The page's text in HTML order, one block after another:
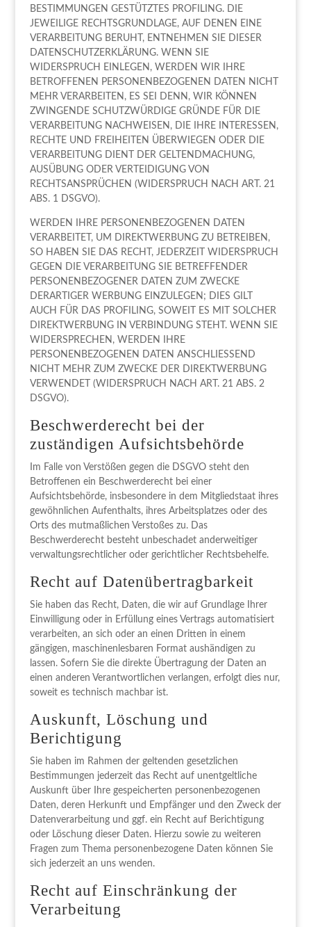
BESTIMMUNGEN GESTÜTZTES PROFILING. DIE
JEWEILIGE RECHTSGRUNDLAGE, AUF DENEN EINE
VERARBEITUNG BERUHT, ENTNEHMEN SIE DIESER
DATENSCHUTZERKLÄRUNG. WENN SIE
WIDERSPRUCH EINLEGEN, WERDEN WIR IHRE
BETROFFENEN PERSONENBEZOGENEN DATEN NICHT
MEHR VERARBEITEN, ES SEI DENN, WIR KÖNNEN
ZWINGENDE SCHUTZWÜRDIGE GRÜNDE FÜR DIE
VERARBEITUNG NACHWEISEN, DIE IHRE INTERESSEN,
RECHTE UND FREIHEITEN ÜBERWIEGEN ODER DIE
VERARBEITUNG DIENT DER GELTENDMACHUNG,
AUSÜBUNG ODER VERTEIDIGUNG VON
RECHTSANSPRÜCHEN (WIDERSPRUCH NACH ART. 21
ABS. 1 DSGVO).
WERDEN IHRE PERSONENBEZOGENEN DATEN
VERARBEITET, UM DIREKTWERBUNG ZU BETREIBEN,
SO HABEN SIE DAS RECHT, JEDERZEIT WIDERSPRUCH
GEGEN DIE VERARBEITUNG SIE BETREFFENDER
PERSONENBEZOGENER DATEN ZUM ZWECKE
DERARTIGER WERBUNG EINZULEGEN; DIES GILT
AUCH FÜR DAS PROFILING, SOWEIT ES MIT SOLCHER
DIREKTWERBUNG IN VERBINDUNG STEHT. WENN SIE
WIDERSPRECHEN, WERDEN IHRE
PERSONENBEZOGENEN DATEN ANSCHLIESSEND
NICHT MEHR ZUM ZWECKE DER DIREKTWERBUNG
VERWENDET (WIDERSPRUCH NACH ART. 21 ABS. 2
DSGVO).
Beschwerde­recht bei der
zuständigen Aufsichts­behörde
Im Falle von Verstößen gegen die DSGVO steht den
Betroffenen ein Beschwerderecht bei einer
Aufsichtsbehörde, insbesondere in dem Mitgliedstaat ihres
gewöhnlichen Aufenthalts, ihres Arbeitsplatzes oder des
Orts des mutmaßlichen Verstoßes zu. Das
Beschwerderecht besteht unbeschadet anderweitiger
verwaltungsrechtlicher oder gerichtlicher Rechtsbehelfe.
Recht auf Daten­übertrag­barkeit
Sie haben das Recht, Daten, die wir auf Grundlage Ihrer
Einwilligung oder in Erfüllung eines Vertrags automatisiert
verarbeiten, an sich oder an einen Dritten in einem
gängigen, maschinenlesbaren Format aushändigen zu
lassen. Sofern Sie die direkte Übertragung der Daten an
einen anderen Verantwortlichen verlangen, erfolgt dies nur,
soweit es technisch machbar ist.
Auskunft, Löschung und
Berichtigung
Sie haben im Rahmen der geltenden gesetzlichen
Bestimmungen jederzeit das Recht auf unentgeltliche
Auskunft über Ihre gespeicherten personenbezogenen
Daten, deren Herkunft und Empfänger und den Zweck der
Datenverarbeitung und ggf. ein Recht auf Berichtigung
oder Löschung dieser Daten. Hierzu sowie zu weiteren
Fragen zum Thema personenbezogene Daten können Sie
sich jederzeit an uns wenden.
Recht auf Einschränkung der
Verarbeitung